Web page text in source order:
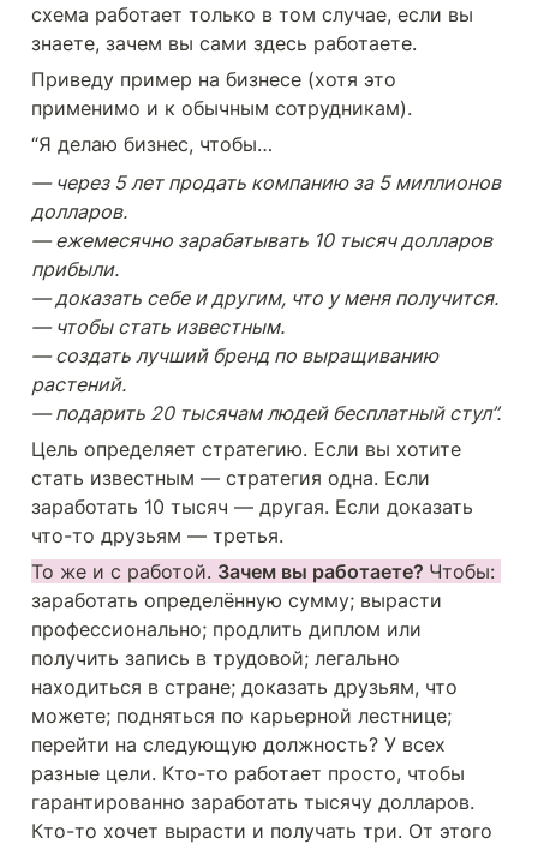
схема работает только в том случае, если вы
знаете, зачем вы сами здесь работаете.
Приведу пример на бизнесе (хотя это
применимо и к обычным сотрудникам).
“Я делаю бизнес, чтобы…
— через 5 лет продать компанию за 5 миллионов
долларов.
— ежемесячно зарабатывать 10 тысяч долларов
прибыли.
— доказать себе и другим, что у меня получится.
— чтобы стать известным.
— создать лучший бренд по выращиванию
растений.
— подарить 20 тысячам людей бесплатный стул”.
Цель определяет стратегию. Если вы хотите
стать известным — стратегия одна. Если
заработать 10 тысяч — другая. Если доказать
что-то друзьям — третья.
То же и с работой. Зачем вы работаете?
заработать определённую сумму; вырасти
профессионально; продлить диплом или
получить запись в трудовой; легально
находиться в стране; доказать друзьям, что
можете; подняться по карьерной лестнице;
перейти на следующую должность? У всех
разные цели. Кто-то работает просто, чтобы
гарантированно заработать тысячу долларов.
Кто-то хочет вырасти и получать три. От этого